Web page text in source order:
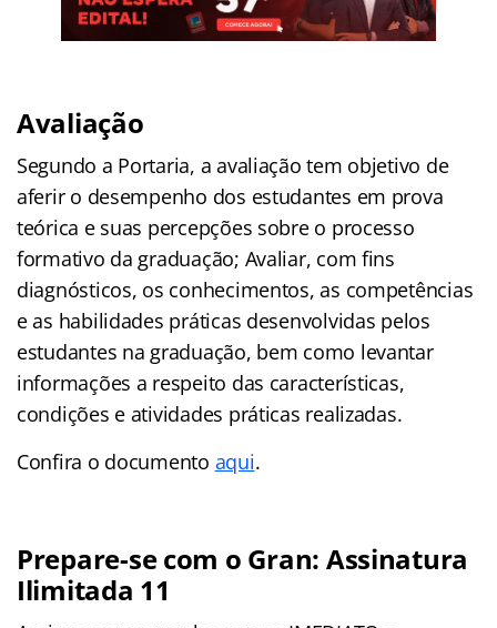
Avaliação
Segundo a Portaria, a avaliação tem objetivo de
aferir o desempenho dos estudantes em prova
teórica e suas percepções sobre o processo
formativo da graduação; Avaliar, com fins
diagnósticos, os conhecimentos, as competências
e as habilidades práticas desenvolvidas pelos
estudantes na graduação, bem como levantar
informações a respeito das características,
condições e atividades práticas realizadas.
Confira o documento aqui.
Prepare-se com o Gran: Assinatura
Ilimitada 11